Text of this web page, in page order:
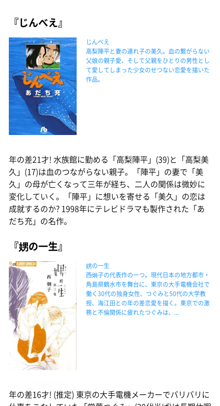
『じんべえ』
じんべえ
高梨陣平と妻の連れ子の美久。血の繋がらない
父娘の親子愛、そして父親をひとりの男性とし
て愛してしまった少女のせつない恋愛を描いた
作品。
年の差21才! 水族館に勤める「高梨陣平」(39)と「高梨美
久」(17)は血のつながらない親子。「陣平」の妻で「美
久」の母が亡くなって三年が経ち、二人の関係は微妙に
変化していく。「陣平」に想いを寄せる「美久」の恋は
成就するのか? 1998年にテレビドラマも製作された「あ
だち充」の名作。
『娚の一生』
娚の一生
西炯子の代表作の一つ。現代日本の地方都市・
角島県鶴水市を舞台に、東京の大手電機会社で
働く30代の独身女性、つぐみと50代の大学教
授、海江田との年の差恋愛を描く。東京での激
務と不倫関係に疲れたつぐみは、...
年の差16才! (推定) 東京の大手電機メーカーでバリバリに